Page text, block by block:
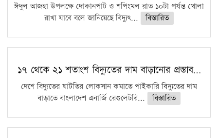
ঈদুল আজহা উপলক্ষে দোকানপাট ও শপিংমল রাত ১০টা পর্যন্ত খোলা
রাখা যাবে বলে জানিয়েছে বিদ্যুৎ...
বিস্তারিত
১৭ থেকে ২১ শতাংশ বিদ্যুতের দাম বাড়ানোর প্রস্তাব…
দেশে বিদ্যুতের ঘাটতির লোকসান কমাতে পাইকারি বিদ্যুতের দাম
বাড়াতে বাংলাদেশ এনার্জি রেগুলেটরি...
বিস্তারিত